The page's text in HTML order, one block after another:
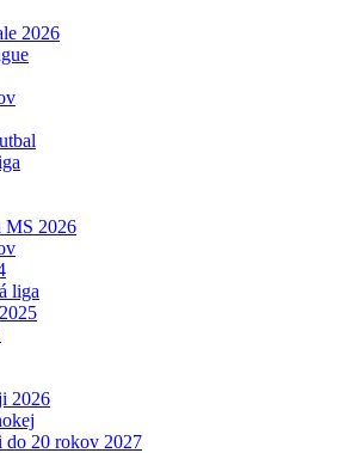
2026
2026
liga
2026
do 20 rokov 2027